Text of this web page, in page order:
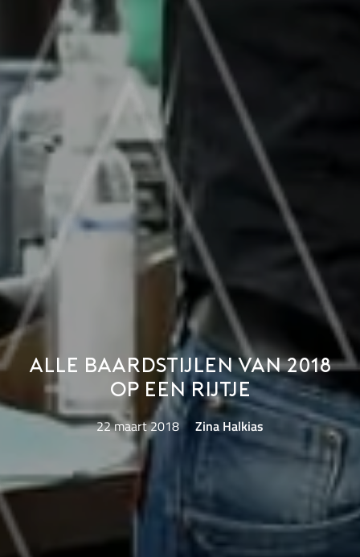
Alle baardstijlen van 2018
op een rijtje
22 maart 2018 Zina Halkias